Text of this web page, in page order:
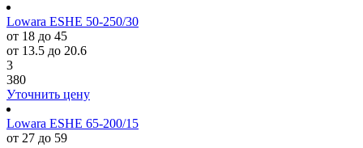
Lowara ESHE 50-250/30
от 18 до 45
от 13.5 до 20.6
3
380
Уточнить цену
Lowara ESHE 65-200/15
от 27 до 59